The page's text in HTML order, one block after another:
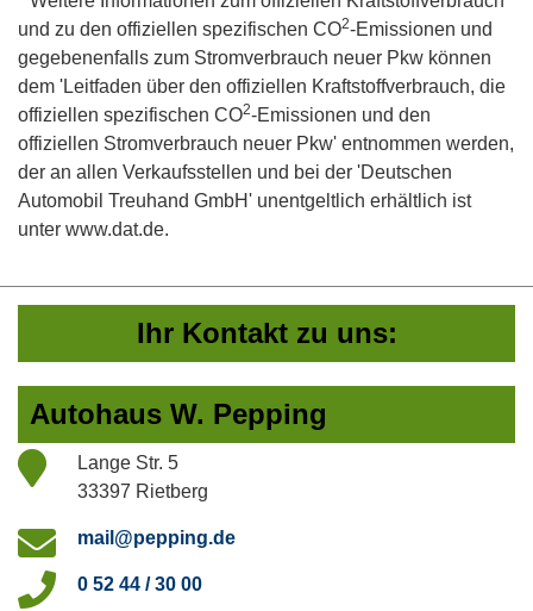
und zu den offiziellen spezifischen CO2-Emissionen und
gegebenenfalls zum Stromverbrauch neuer Pkw können
dem 'Leitfaden über den offiziellen Kraftstoffverbrauch, die
offiziellen spezifischen CO2-Emissionen und den
offiziellen Stromverbrauch neuer Pkw' entnommen werden,
der an allen Verkaufsstellen und bei der 'Deutschen
Automobil Treuhand GmbH' unentgeltlich erhältlich ist
unter www.dat.de.
Ihr Kontakt zu uns:
Autohaus W. Pepping
Lange Str. 5
33397 Rietberg
mail@pepping.de
0 52 44 / 30 00